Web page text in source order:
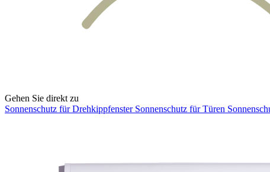
Gehen Sie direkt zu
Sonnenschutz für Drehkippfenster Sonnenschutz für Türen